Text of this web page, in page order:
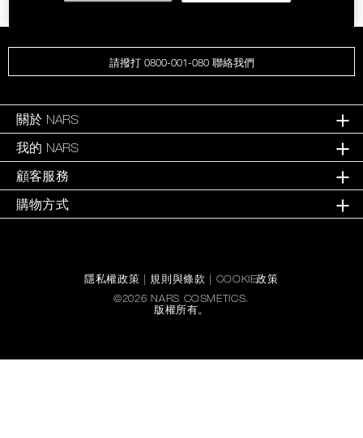
保養
請撥打 0800-001-080 聯絡我們
關於 NARS
我的 NARS
顧客服務
購物方式
隱私權政策 |規則與條款 | COOKIE政策
©2026 NARS COSMETICS.
版權所有。